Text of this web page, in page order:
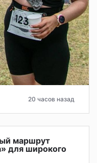
20 часов назад
маршрут
для широкого